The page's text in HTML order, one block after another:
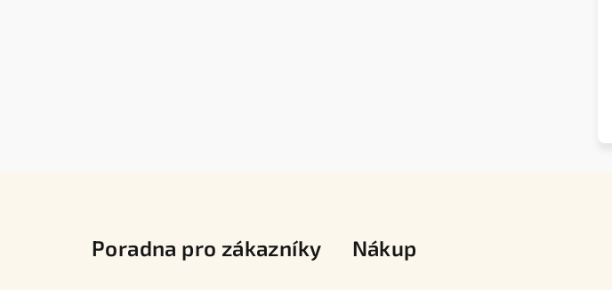
Poradna pro zákazníky Nákup